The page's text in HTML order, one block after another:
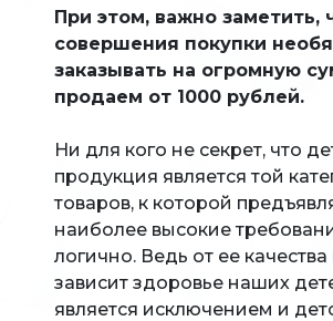
При этом, важно заметить,
совершения покупки
заказывать на огромную
продаем от 1000 рублей.
Ни для кого не секрет, что
продукция является той
товаров, к которой
наиболее высокие
логично. Ведь от ее
зависит здоровье наших
является исключением и